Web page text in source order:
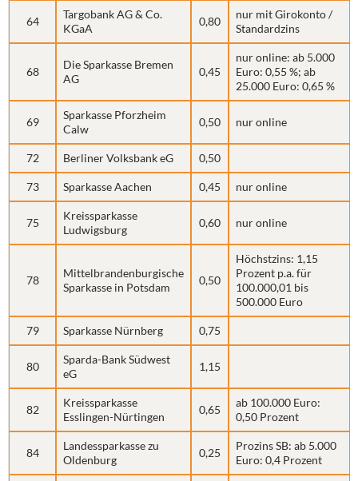
64
Targobank AG & Co.
KGaA
0,80
nur mit Girokonto /
Standardzins
68
Die Sparkasse Bremen
AG
0,45
nur online: ab 5.000
Euro: 0,55 %; ab
25.000 Euro: 0,65 %
69
Sparkasse Pforzheim
Calw
0,50 nur online
72 Berliner Volksbank eG 0,50
73 Sparkasse Aachen 0,45 nur online
75
Kreissparkasse
Ludwigsburg
0,60 nur online
78
Mittelbrandenburgische
Sparkasse in Potsdam
0,50
Höchstzins: 1,15
Prozent p.a. für
100.000,01 bis
500.000 Euro
79 Sparkasse Nürnberg 0,75
80
Sparda-Bank Südwest
eG
1,15
82
Kreissparkasse
Esslingen-Nürtingen
0,65
ab 100.000 Euro:
0,50 Prozent
84
Landessparkasse zu
Oldenburg
0,25
Prozins SB: ab 5.000
Euro: 0,4 Prozent